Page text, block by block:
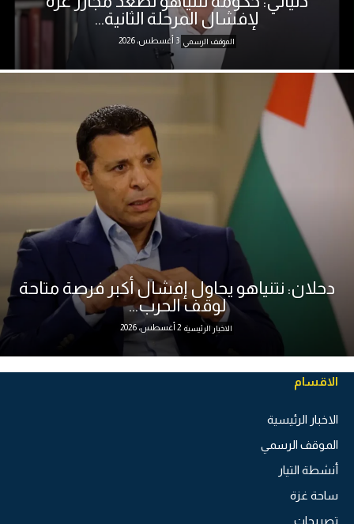
لإفشال المرحلة الثانية...
الموقف الرسمي 3 أغسطس، 2026
دحلان: نتنياهو يحاول إفشال أكبر فرصة متاحة
لوقف الحرب...
الاخبار الرئيسية 2 أغسطس، 2026
الاقسام
الاخبار الرئيسية
الموقف الرسمي
أنشطة التيار
ساحة غزة
تصريحات